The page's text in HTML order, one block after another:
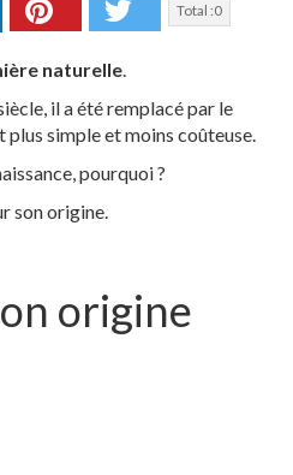
Pinterest Twitter
Total :0
naturelle
il a été remplacé par le
simple et moins coûteuse.
pourquoi ?
son origine.
origine